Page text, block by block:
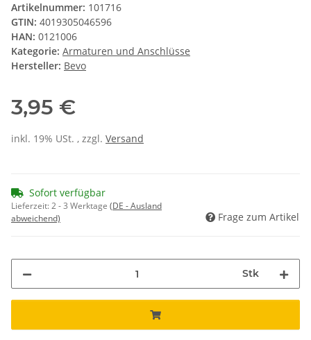
Artikelnummer: 101716
GTIN: 4019305046596
HAN: 0121006
Kategorie: Armaturen und Anschlüsse
Hersteller: Bevo
3,95 €
inkl. 19% USt. , zzgl. Versand
Sofort verfügbar
Lieferzeit:2 - 3 Werktage (DE - Ausland
abweichend)
Frage zum Artikel
Stk